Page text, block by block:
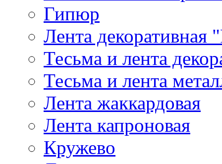
Гипюр
Лента декоративная
Тесьма и лента
Тесьма и лента
Лента жаккардовая
Лента капроновая
Кружево